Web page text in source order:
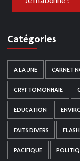
Catégories
A LA UNE CARNET
CRYPTOMONNAIE
EDUCATION
FAITS DIVERS
PACIFIQUE